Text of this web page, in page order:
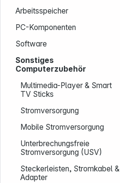
Arbeitsspeicher
PC-Komponenten
Software
Sonstiges
Computerzubehör
Multimedia-Player & Smart
TV Sticks
Stromversorgung
Mobile Stromversorgung
Unterbrechungsfreie
Stromversorgung (USV)
Steckerleisten, Stromkabel &
Adapter